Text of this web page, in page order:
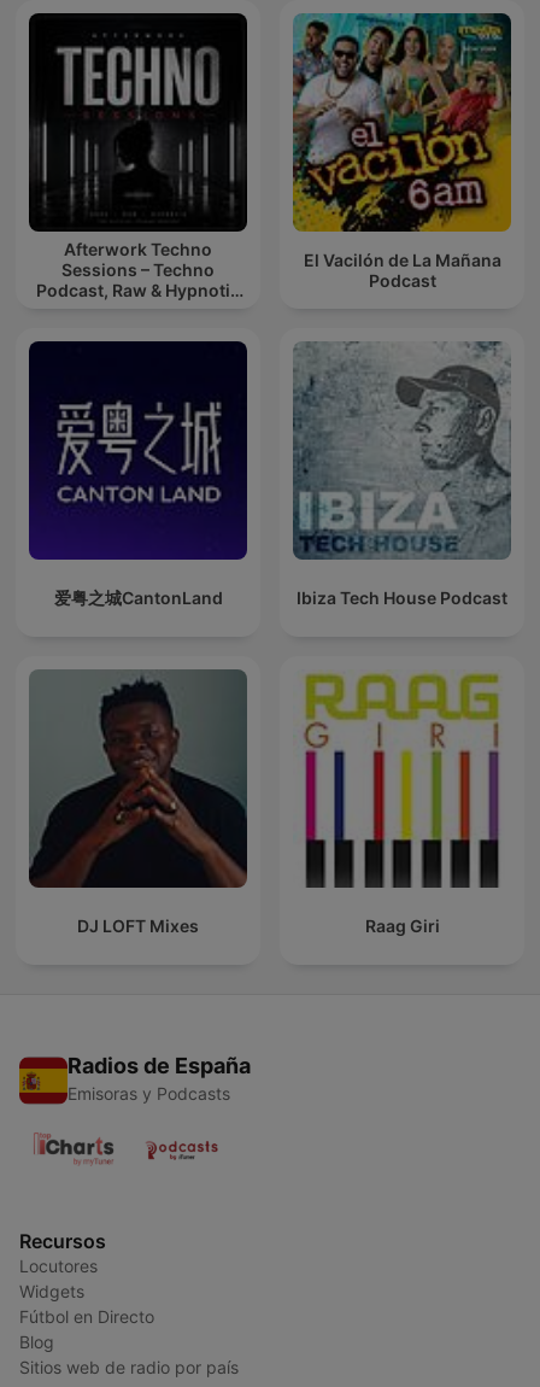
Afterwork Techno
Sessions – Techno
Podcast, Raw & Hypnotic
El Vacilón de La Mañana
Podcast
爱粤之城CantonLand Ibiza Tech House Podcast
DJ LOFT Mixes Raag Giri
Radios de España
Emisoras y Podcasts
Recursos
Locutores
Widgets
Fútbol en Directo
Blog
Sitios web de radio por país